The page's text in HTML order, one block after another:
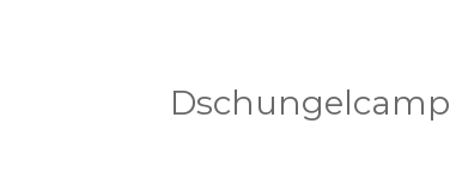
Dschungelcamp